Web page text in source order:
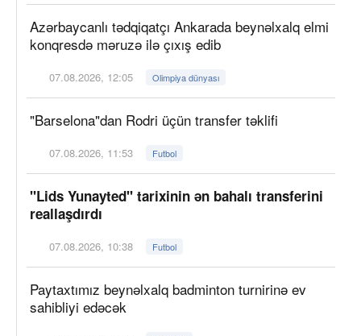
Azərbaycanlı tədqiqatçı Ankarada beynəlxalq elmi
konqresdə məruzə ilə çıxış edib
07.08.2026, 12:05 Olimpiya dünyası
"Barselona"dan Rodri üçün transfer təklifi
07.08.2026, 11:53 Futbol
"Lids Yunayted" tarixinin ən bahalı transferini
reallaşdırdı
07.08.2026, 10:38 Futbol
Paytaxtımız beynəlxalq badminton turnirinə ev
sahibliyi edəcək